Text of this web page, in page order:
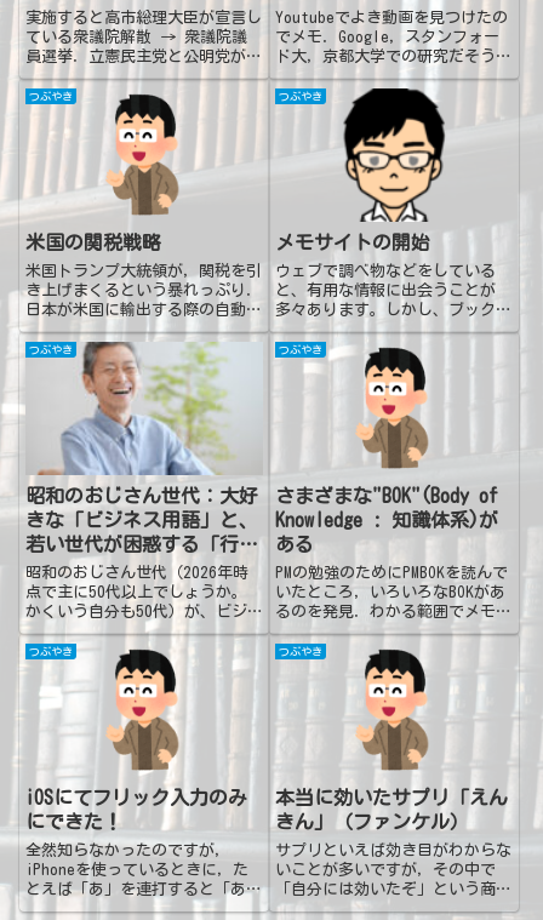
実施すると高市総理大臣が宣言し
ている衆議院解散 → 衆議院議
員選挙．立憲民主党と公明党が合
体して「中道改革連合？」となっ
たようですが，衆議院議員選挙実
施前：旧立憲民主党 ＋ 旧公明
党 の勢力を X として衆議院議
員選挙実施後：中道改革連合
の...
Youtubeでよき動画を見つけたの
でメモ．Google，スタンフォー
ド大，京都大学での研究だそうで
す．ソースを調べていないです
ね．生暖かい目で見送ってくださ
い．本物のリーダーが持つ7つの
特徴答えを教えず質問する失敗を
怒らない答えを教えずヒ...
つぶやき
米国の関税戦略
米国トランプ大統領が，関税を引
き上げまくるという暴れっぷり．
日本が米国に輸出する際の自動車
の関税も引き上げることに対し
て，トヨタ自動車は売価を変えな
いと表明．ということは・・・関
税が引き上げられる → トヨタ
は売価がそのまま（利益は減る）
つぶやき
メモサイトの開始
ウェブで調べ物などをしている
と、有用な情報に出会うことが
多々あります。しかし、ブックマ
ークなどしておかないと、後でど
こにあったか忘れてしまいます。
そんな情報を自分向けにメモして
おくサイトです。
つぶやき
昭和のおじさん世代：大好
きな「ビジネス用語」と、
若い世代が困惑する「行
動・思考」
昭和のおじさん世代（2026年時
点で主に50代以上でしょうか。
かくいう自分も50代）が、ビジ
ネスの現場で使いがちな用語。で
も、若手社員（Z世代など）には
「？」となってしまう。そんな用
語や、おじさんたちの行動・思考
をご紹介。くすっと笑って楽
つぶやき
さまざまな"BOK"(Body of
Knowledge : 知識体系)が
ある
PMの勉強のためにPMBOKを読んで
いたところ，いろいろなBOKがあ
るのを発見．わかる範囲でメモっ
てみた．PMBOK : Project
Management Book of
Knowledgeプロジェクトマネジメ
ント知識体系PMBOK G...
つぶやき
iOSにてフリック入力のみ
にできた！
全然知らなかったのですが，
iPhoneを使っているときに，た
とえば「あ」を連打すると「あ→
い→う→え→お」のようになって
つぶやき
本当に効いたサプリ「えん
きん」（ファンケル）
サプリといえば効き目がわからな
いことが多いですが，その中で
「自分には効いたぞ」という商品
をご紹介．それがファンケルの